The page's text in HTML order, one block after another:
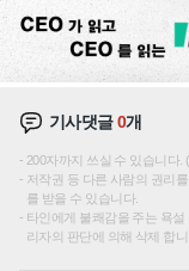
기사댓글0개
200자까지 쓰실 수 있습니다.
저작권 등 다른 사람의 권리
를 받을 수 있습니다.
타인에게 불쾌감을 주는 욕
리자의 판단에 의해 삭제 합니